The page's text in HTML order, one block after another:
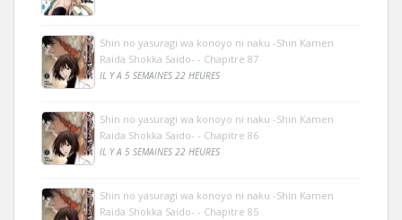
Shin no yasuragi wa konoyo ni naku -Shin Kamen
Raida Shokka Saido- - Chapitre 87
IL Y A 5 SEMAINES 22 HEURES
Shin no yasuragi wa konoyo ni naku -Shin Kamen
Raida Shokka Saido- - Chapitre 86
IL Y A 5 SEMAINES 22 HEURES
Shin no yasuragi wa konoyo ni naku -Shin Kamen
Raida Shokka Saido- - Chapitre 85